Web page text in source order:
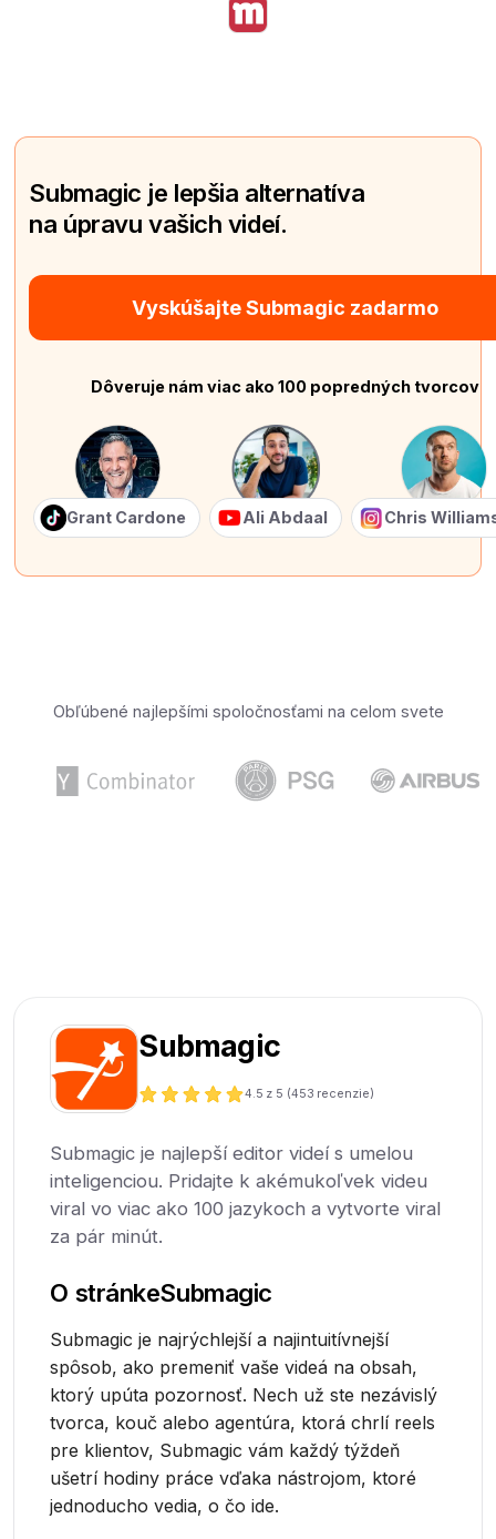
Submagic je lepšia alternatíva
na úpravu vašich videí.
Vyskúšajte Submagic zadarmo
Dôveruje nám viac ako 100 popredných tvorcov
Grant Cardone Ali Abdaal Chris
Obľúbené najlepšími spoločnosťami na celom svete
Submagic
4.5 z 5 (453 recenzie)
Submagic je najlepší editor videí s umelou
inteligenciou. Pridajte k akémukoľvek videu
viral vo viac ako 100 jazykoch a vytvorte viral
za pár minút.
O stránkeSubmagic
Submagic je najrýchlejší a najintuitívnejší
spôsob, ako premeniť vaše videá na obsah,
ktorý upúta pozornosť. Nech už ste nezávislý
tvorca, kouč alebo agentúra, ktorá chrlí reels
pre klientov, Submagic vám každý týždeň
ušetrí hodiny práce vďaka nástrojom, ktoré
jednoducho vedia, o čo ide.